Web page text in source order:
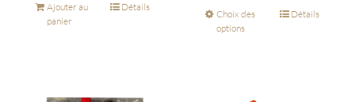
Ajouter au
panier
Détails
Choix des
options
Détails